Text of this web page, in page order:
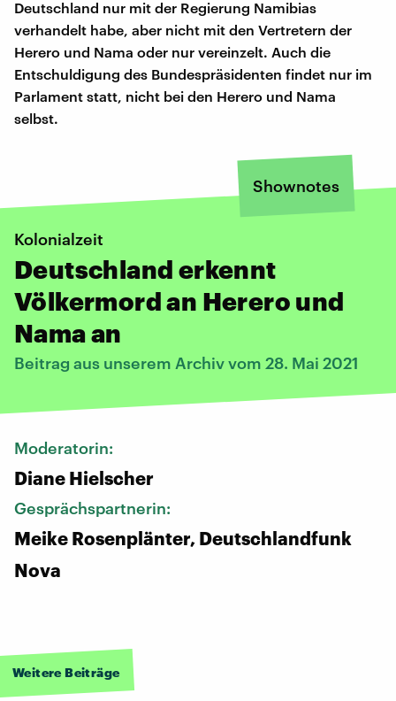
Deutschland nur mit der Regierung Namibias
verhandelt habe, aber nicht mit den Vertretern der
Herero und Nama oder nur vereinzelt. Auch die
Entschuldigung des Bundespräsidenten findet nur im
Parlament statt, nicht bei den Herero und Nama
selbst.
Shownotes
Kolonialzeit
Deutschland erkennt
Völkermord an Herero und
Nama an
Beitrag aus unserem Archiv vom 28. Mai 2021
Moderatorin:
Diane Hielscher
Gesprächspartnerin:
Meike Rosenplänter, Deutschlandfunk
Nova
Weitere Beiträge